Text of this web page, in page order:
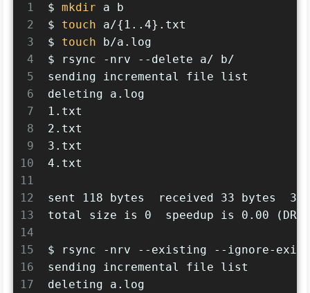
1
2
3
4
5
6
7
8
9
10
11
12
13
14
15
16
17
$ mkdir a b
$ touch a/{1..4}.txt
$ touch b/a.log
$ rsync -nrv --delete a/ b/
sending incremental file list
deleting a.log
1.txt
2.txt
3.txt
4.txt
sent 118 bytes  received 33 bytes
total size is 0  speedup is 0.00 (DRY
$ rsync -nrv --existing --ignore-
sending incremental file list
deleting a.log